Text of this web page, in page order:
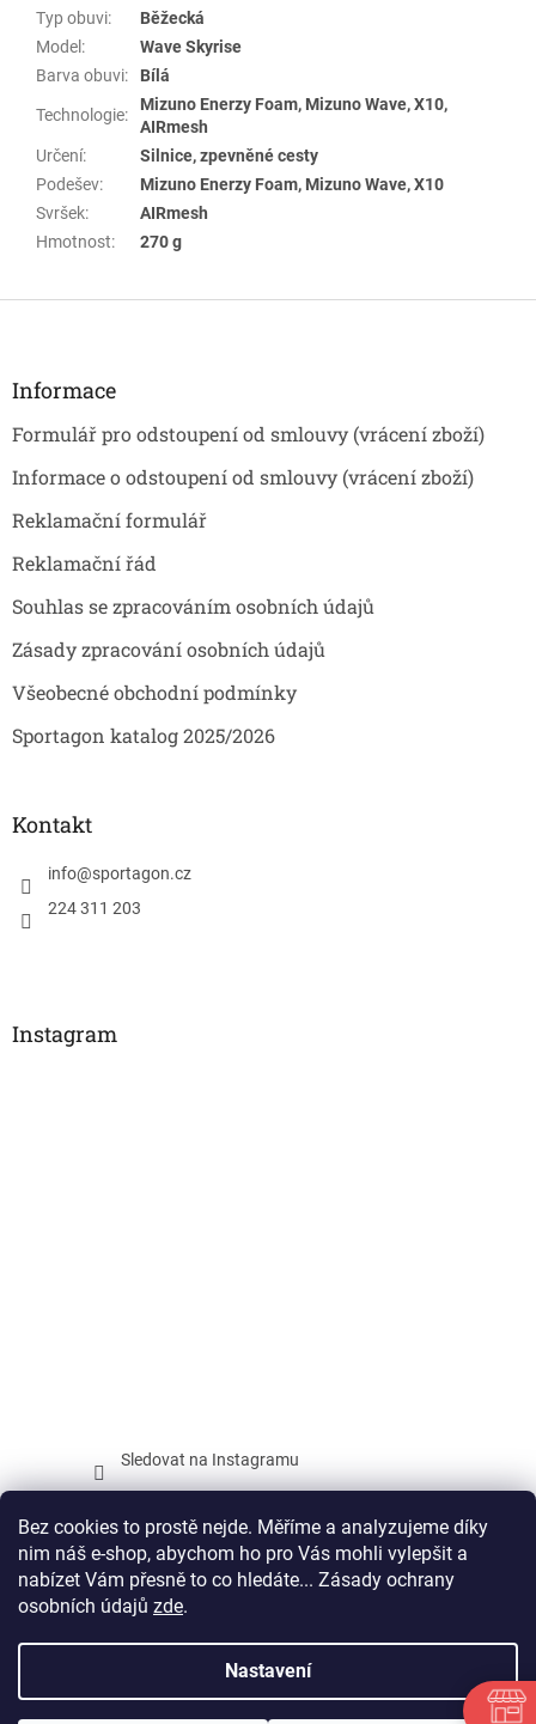
Bez cookies to prostě nejde. Měříme a analyzujeme díky
nim náš e-shop, abychom ho pro Vás mohli vylepšit a
nabízet Vám přesně to co hledáte... Zásady ochrany
osobních údajů zde.
Nastavení
Typ obuvi:
Běžecká
Model :
Wave Skyrise
Barva obuvi: Bílá
Technologie:
Mizuno Enerzy Foam, Mizuno Wave, X10,
AIRmesh
Určení:
Silnice, zpevněné cesty
Podešev:
Mizuno Enerzy Foam, Mizuno Wave, X10
Svršek:
AIRmesh
Hmotnost: 270 g
Z
Informace
Formulář pro odstoupení od smlouvy (vrácení zboží)
Informace o odstoupení od smlouvy (vrácení zboží)
Reklamační formulář
Reklamační řád
Souhlas se zpracováním osobních údajů
Zásady zpracování osobních údajů
Všeobecné obchodní podmínky
Sportagon katalog 2025/2026
Kontakt
info@sportagon.cz
224 311 203
Instagram
Sledovat na Instagramu
Facebook